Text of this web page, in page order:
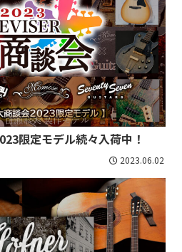
限定モデル続々入荷中！
2023.06.02